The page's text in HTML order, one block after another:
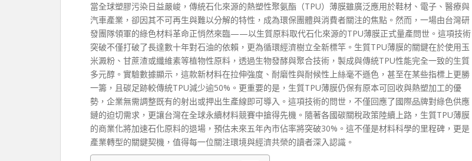
當全球塑膠污染日益嚴峻，傳統石化來源的熱塑性聚氨酯（TPU）薄膜雖廣泛應用於鞋材、電子、醫療與
汽車產業，卻因其不可再生與難以分解的特性，成為環保團體與消費者關注的焦點。然而，一場由台灣研
發團隊領軍的綠色材料革命正悄然來臨——以生質原料取代石化來源的TPU薄膜正式量產問世。這項技術
突破不僅打破了長達數十年對石油的依賴，更為循環經濟樹立全新標竿。生質TPU薄膜的關鍵在於使用玉
米澱粉、甘蔗渣或纖維素等植物性原料，透過生物發酵與聚合技術，製成與傳統TPU性能完全一致的生質
多元醇。實驗數據顯示，這款新材料在拉伸強度、耐磨性與耐候性上絲毫不遜色，甚至在某些指標上更勝
一籌，且碳足跡較傳統TPU減少逾50%。更重要的是，生質TPU薄膜仍保有原本可回收與熱塑加工的優
勢，企業無需調整既有的射出或押出生產線即可導入。這項技術的問世，不僅回應了國際品牌對綠色供應
鏈的迫切需求，更讓台灣在全球永續材料競賽中搶得先機。隨著各國碳關稅政策陸續上路，生質TPU薄膜
的商業化將加速石化原料的退場，預估未來五年內市佔率將突破30%。這不僅是材料科學的里程碑，更是
產業轉型的關鍵契機，值得每一位關注環境與經濟共榮的讀者深入認識。